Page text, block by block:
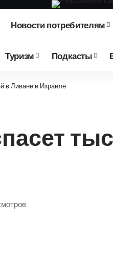
Новости потребителям
Туризм Подкасты
в Ливане и Израиле